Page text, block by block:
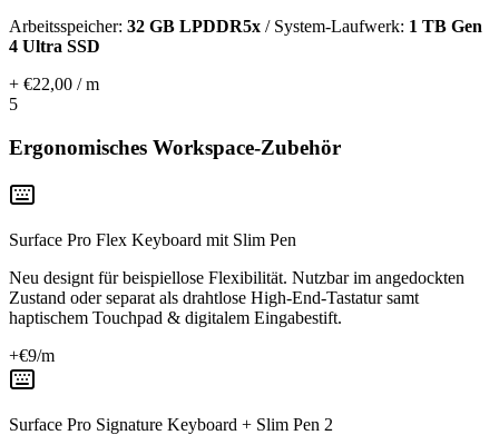
Arbeitsspeicher: 32 GB LPDDR5x / System-Laufwerk: 1 TB Gen
4 Ultra SSD
+ €22,00 / m
5
Ergonomisches Workspace-Zubehör
Surface Pro Flex Keyboard mit Slim Pen
Neu designt für beispiellose Flexibilität. Nutzbar im angedockten
Zustand oder separat als drahtlose High-End-Tastatur samt
haptischem Touchpad & digitalem Eingabestift.
+€9/m
Surface Pro Signature Keyboard + Slim Pen 2